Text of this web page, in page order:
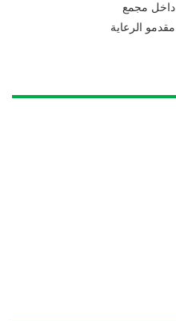
داخل مجمع
مقدمو الرعاية